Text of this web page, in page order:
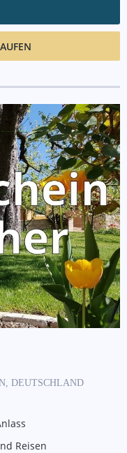
DEUTSCHLAND
Reisen